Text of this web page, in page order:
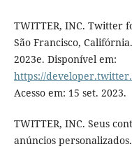
TWITTER, INC. Twitter
São Francisco,
2023e. Disponível em:
https://
Acesso em: 15 set. 2023.
TWITTER, INC. Seus
anúncios